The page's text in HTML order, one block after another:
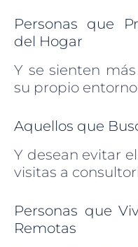
Personas que
del Hogar
Y se sienten
su propio
Aquellos que
Y desean evitar
visitas a
Personas que
Remotas